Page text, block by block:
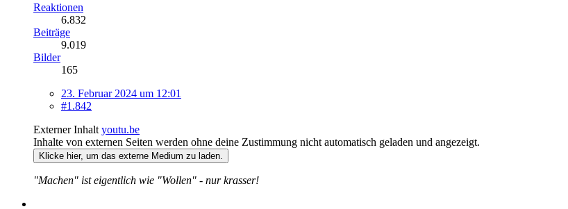
Reaktionen
6.832
Beiträge
9.019
Bilder
165
23. Februar 2024 um 12:01
#1.842
Externer Inhalt youtu.be
Inhalte von externen Seiten werden ohne deine Zustimmung nicht automatisch geladen und angezeigt.
Klicke hier, um das externe Medium zu laden.
"Machen" ist eigentlich wie "Wollen" - nur krasser!